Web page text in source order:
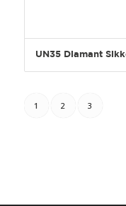
UN35 Diamant
1 2 3